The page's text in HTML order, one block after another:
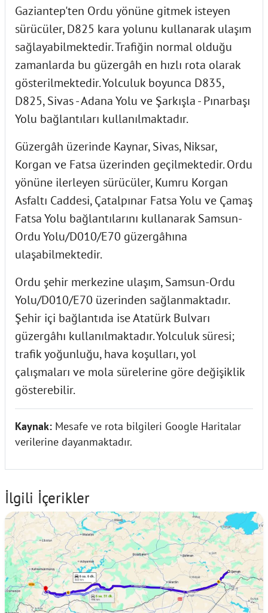
Gaziantep'ten Ordu yönüne gitmek isteyen
sürücüler, D825 kara yolunu kullanarak ulaşım
sağlayabilmektedir. Trafiğin normal olduğu
zamanlarda bu güzergâh en hızlı rota olarak
gösterilmektedir. Yolculuk boyunca D835,
D825, Sivas - Adana Yolu ve Şarkışla - Pınarbaşı
Yolu bağlantıları kullanılmaktadır.
Güzergâh üzerinde Kaynar, Sivas, Niksar,
Korgan ve Fatsa üzerinden geçilmektedir. Ordu
yönüne ilerleyen sürücüler, Kumru Korgan
Asfaltı Caddesi, Çatalpınar Fatsa Yolu ve Çamaş
Fatsa Yolu bağlantılarını kullanarak Samsun-
Ordu Yolu/D010/E70 güzergâhına
ulaşabilmektedir.
Ordu şehir merkezine ulaşım, Samsun-Ordu
Yolu/D010/E70 üzerinden sağlanmaktadır.
Şehir içi bağlantıda ise Atatürk Bulvarı
güzergâhı kullanılmaktadır. Yolculuk süresi;
trafik yoğunluğu, hava koşulları, yol
çalışmaları ve mola sürelerine göre değişiklik
gösterebilir.
Kaynak: Mesafe ve rota bilgileri Google Haritalar
verilerine dayanmaktadır.
İlgili İçerikler